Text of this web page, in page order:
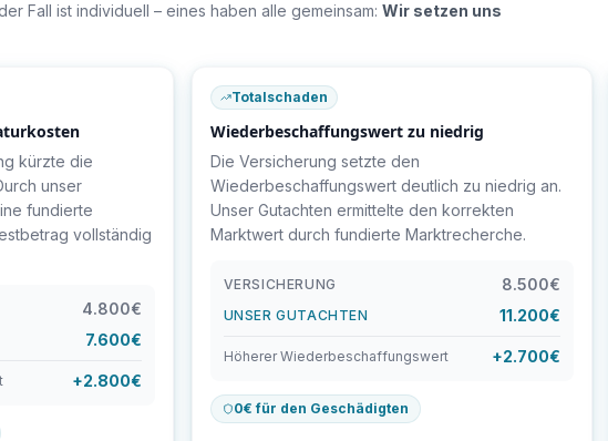
Fall ist individuell – eines haben alle gemeinsam: Wir setzen uns
kürzte die
unser
fundierte
vollständig
4.800€
7.600€
+2.800€
Totalschaden
Wiederbeschaffungswert zu niedrig
Die Versicherung setzte den
Wiederbeschaffungswert deutlich zu niedrig an.
Unser Gutachten ermittelte den korrekten
Marktwert durch fundierte Marktrecherche.
VERSICHERUNG 8.500€
UNSER GUTACHTEN 11.200€
Höherer Wiederbeschaffungswert +2.700€
0€ für den Geschädigten